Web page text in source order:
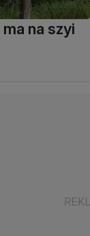
na szyi